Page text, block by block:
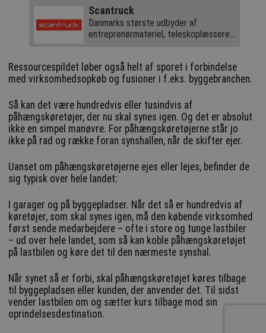
Scantruck
Danmarks største udbyder af
entreprenørmateriel, teleskoplæssere
Ressourcespildet løber også helt af sporet i forbindelse
med virksomhedsopkøb og fusioner i f.eks. byggebranchen.
Så kan det være hundredvis eller tusindvis af
påhængskøretøjer, der nu skal synes igen. Og det er absolut
ikke en simpel manøvre. For påhængskøretøjerne står jo
ikke på rad og række foran synshallen, når de skifter ejer.
Uanset om påhængskøretøjerne ejes eller lejes, befinder de
sig typisk over hele landet:
I garager og på byggepladser. Når det så er hundredvis af
køretøjer, som skal synes igen, må den købende virksomhed
først sende medarbejdere – ofte i store og tunge lastbiler
– ud over hele landet, som så kan koble påhængskøretøjet
på lastbilen og køre det til den nærmeste synshal.
Når synet så er forbi, skal påhængskøretøjet køres tilbage
til byggepladsen eller kunden, der anvender det. Til sidst
vender lastbilen om og sætter kurs tilbage mod sin
oprindelsesdestination.